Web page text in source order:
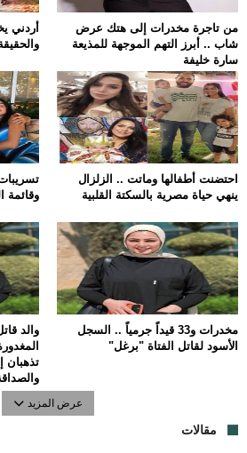
أردني
من تاجرة مخدرات إلى هتك عرض
شاب .. أبرز التهم الموجهة للمذيعة
سارة خليفة
وقائمة
احتضنت أطفالها وماتت .. الزلزال
ينهي حياة مصرية بالسكتة القلبية
والد
تذهبان
مخدرات و33 قيداً جرمياً .. السجل
الأسود لقاتل الفتاة "برغل"
عرض المزيد
مقالات